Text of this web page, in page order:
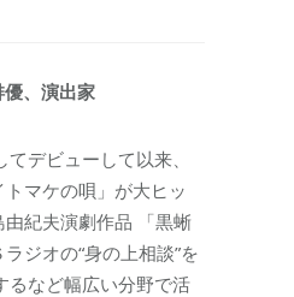
、演出家
デビューして以来、
トマケの唄」が大ヒッ
由紀夫演劇作品 「黒蜥
ジオの“身の上相談”を
るなど幅広い分野で活